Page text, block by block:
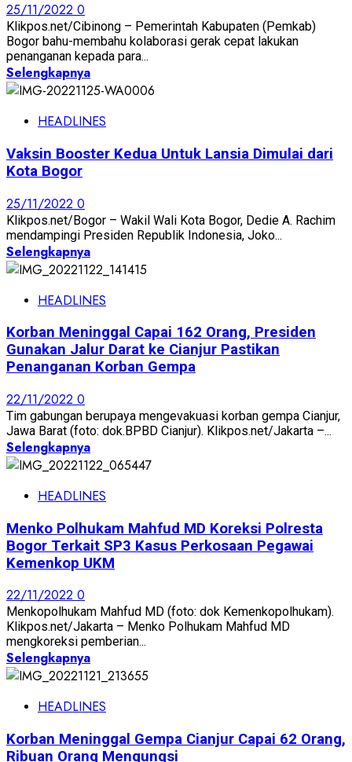
25/11/2022 0
Klikpos.net/Cibinong – Pemerintah Kabupaten (Pemkab)
Bogor bahu-membahu kolaborasi gerak cepat lakukan
penanganan kepada para...
Selengkapnya
HEADLINES
Vaksin Booster Kedua Untuk Lansia Dimulai dari
Kota Bogor
25/11/2022 0
Klikpos.net/Bogor – Wakil Wali Kota Bogor, Dedie A. Rachim
mendampingi Presiden Republik Indonesia, Joko...
Selengkapnya
HEADLINES
Korban Meninggal Capai 162 Orang, Presiden
Gunakan Jalur Darat ke Cianjur Pastikan
Penanganan Korban Gempa
22/11/2022 0
Tim gabungan berupaya mengevakuasi korban gempa Cianjur,
Jawa Barat (foto: dok.BPBD Cianjur). Klikpos.net/Jakarta –...
Selengkapnya
HEADLINES
Menko Polhukam Mahfud MD Koreksi Polresta
Bogor Terkait SP3 Kasus Perkosaan Pegawai
Kemenkop UKM
22/11/2022 0
Menkopolhukam Mahfud MD (foto: dok Kemenkopolhukam).
Klikpos.net/Jakarta – Menko Polhukam Mahfud MD
mengkoreksi pemberian...
Selengkapnya
HEADLINES
Korban Meninggal Gempa Cianjur Capai 62 Orang,
Ribuan Orang Mengungsi